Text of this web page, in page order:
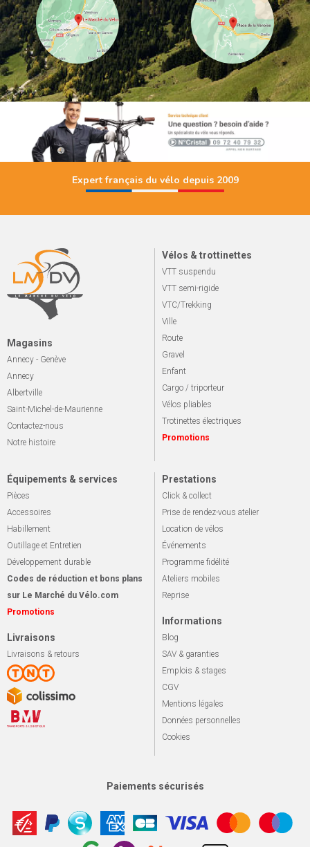
Expert français du vélo depuis 2009
Magasins
Annecy - Genève
Annecy
Albertville
Saint-Michel-de-Maurienne
Contactez-nous
Notre histoire
Vélos & trottinettes
VTT suspendu
VTT semi-rigide
VTC/Trekking
Ville
Route
Gravel
Enfant
Cargo / triporteur
Vélos pliables
Trotinettes électriques
Promotions
Équipements & services
Pièces
Accessoires
Habillement
Outillage et Entretien
Développement durable
Codes de réduction et bons plans
sur Le Marché du Vélo.com
Promotions
Livraisons
Livraisons & retours
Prestations
Click & collect
Prise de rendez-vous atelier
Location de vélos
Événements
Programme fidélité
Ateliers mobiles
Reprise
Informations
Blog
SAV & garanties
Emplois & stages
CGV
Mentions légales
Données personnelles
Cookies
Paiements sécurisés